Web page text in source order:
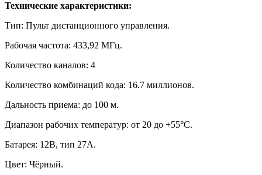
Технические характеристики:
Тип: Пульт дистанционного управления.
Рабочая частота: 433,92 МГц.
Количество каналов: 4
Количество комбинаций кода: 16.7 миллионов.
Дальность приема: до 100 м.
Диапазон рабочих температур: от 20 до +55°C.
Батарея: 12В, тип 27А.
Цвет: Чёрный.